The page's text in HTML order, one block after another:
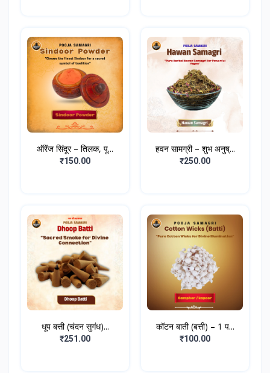
ऑरेंज सिंदूर – तिलक, पू...
₹150.00
हवन सामग्री – शुभ अनुष्...
₹250.00
धूप बत्ती (चंदन सुगंध)...
₹251.00
कॉटन बाती (बत्ती) – 1 प...
₹100.00